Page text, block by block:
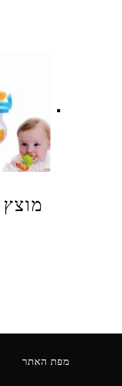
מפת האתר